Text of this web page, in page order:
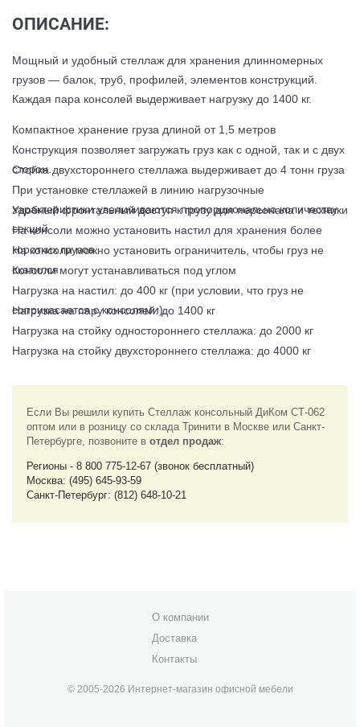
ОПИСАНИЕ:
Мощный и удобный стеллаж для хранения длинномерных
грузов — балок, труб, профилей, элементов конструкций.
Каждая пара консолей выдерживает нагрузку до 1400 кг.
Компактное хранение груза длиной от 1,5 метров
Конструкция позволяет загружать груз как с одной, так и с двух
сторон.
Стойка двухстороннего стеллажа выдерживает до 4 тонн груза
При установке стеллажей в линию нагрузочные
характеристики увеличиваются пропорционально количеству
секций
Удобный фронтальный доступ к грузу для персонала и техники
На консоли можно установить настил для хранения более
коротких грузов
На консоли можно установить ограничитель, чтобы груз не
скатился
Консоли могут устанавливаться под углом
Нагрузка на настил: до 400 кг (при условии, что груз не
соприкасается с консолями).
Нагрузка на пару консолей:до 1400 кг
Нагрузка на стойку одностороннего стеллажа: до 2000 кг
Нагрузка на стойку двухстороннего стеллажа: до 4000 кг
Если Вы решили купить Стеллаж консольный ДиКом СТ-062
оптом или в розницу со склада Тринити в Москве или Санкт-
Петербурге, позвоните в отдел продаж:
Регионы - 8 800 775-12-67 (звонок бесплатный)
Москва: (495) 645-93-59
Санкт-Петербург: (812) 648-10-21
О компании
Доставка
Контакты
© 2005-2026 Интернет-магазин офисной мебели